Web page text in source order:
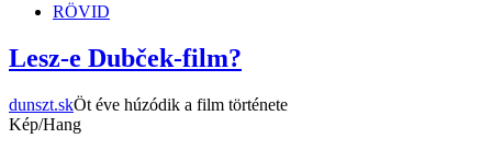
RÖVID
Lesz-e Dubček-film?
dunszt.skÖt éve húzódik a film története
Kép/Hang